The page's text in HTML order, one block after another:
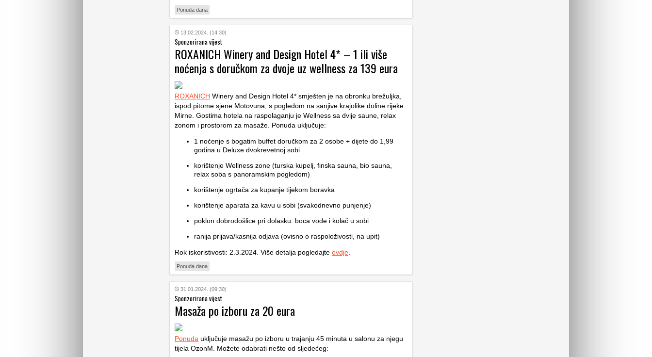
Ponuda dana
13.02.2024. (14:30)
Sponzorirana vijest
ROXANICH Winery and Design Hotel 4* – 1 ili više
noćenja s doručkom za dvoje uz wellness za 139 eura
ROXANICH Winery and Design Hotel 4* smješten je na obronku brežuljka,
ispod pitome sjene Motovuna, s pogledom na sanjive krajolike doline rijeke
Mirne. Gostima hotela na raspolaganju je Wellness sa dvije saune, relax
zonom i prostorom za masaže. Ponuda uključuje:
1 noćenje s bogatim buffet doručkom za 2 osobe + dijete do 1,99
godina u Deluxe dvokrevetnoj sobi
korištenje Wellness zone (turska kupelj, finska sauna, bio sauna,
relax soba s panoramskim pogledom)
korištenje ogrtača za kupanje tijekom boravka
korištenje aparata za kavu u sobi (svakodnevno punjenje)
poklon dobrodošlice pri dolasku: boca vode i kolač u sobi
ranija prijava/kasnija odjava (ovisno o raspoloživosti, na upit)
Rok iskoristivosti: 2.3.2024. Više detalja pogledajte ovdje
Ponuda dana
31.01.2024. (09:30)
Sponzorirana vijest
Masaža po izboru za 20 eura
Ponuda uključuje masažu po izboru u trajanju 45 minuta u salonu za njegu
tijela OzonM. Možete odabrati nešto od sljedećeg: